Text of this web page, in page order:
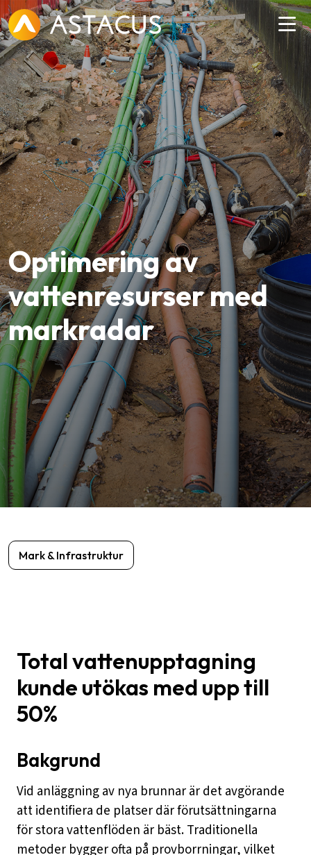
Optimering av
vattenresurser med
markradar
Mark & Infrastruktur
Total vattenupptagning
kunde utökas med upp till
50%
Bakgrund
Vid anläggning av nya brunnar är det avgörande
att identifiera de platser där förutsättningarna
för stora vattenflöden är bäst. Traditionella
metoder bygger ofta på provborrningar, vilket